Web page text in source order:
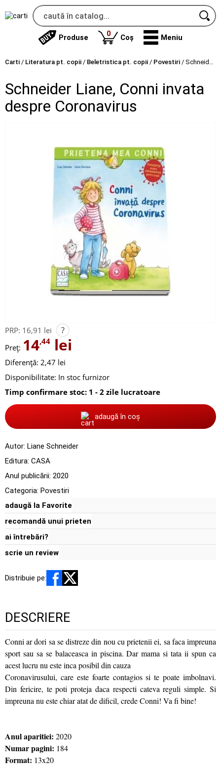
Produse 0produse
Coș Meniu
Carti / Literatura pt. copii / Beletristica pt. copii / Povestiri / Schneider Liane, Conni invata despre Coronavirus
Schneider Liane, Conni invata
despre Coronavirus
PRP: 16,91 lei ?
Preț: 14,44 lei
Diferență: 2,47 lei
Disponibilitate: In stoc furnizor
Timp confirmare stoc: 1 - 2 zile lucratoare
adaugă în coș
Autor: Liane Schneider
Editura: CASA
Anul publicării: 2020
Categoria: Povestiri
adaugă la Favorite
recomandă unui prieten
ai întrebări?
scrie un review
Distribuie pe:
DESCRIERE
Conni ar dori sa se distreze din nou cu prietenii ei, sa faca impreuna
sport sau sa se balaceasca in piscina. Dar mama si tata ii spun ca
acest lucru nu este inca posibil din cauza
Coronavirusului, care este foarte contagios si te poate imbolnavi.
Din fericire, te poti proteja daca respecti cateva reguli simple. Si
impreuna nu este chiar atat de dificil, crede Conni! Va fi bine!
Anul aparitiei: 2020
Numar pagini: 184
Format: 13x20